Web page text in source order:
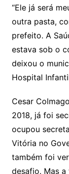
“Ele já será
outra pasta,
prefeito. A
estava sob o
deixou o
Hospital
Cesar
2018, já foi
ocupou
Vitória no
também foi
desafio. Mas